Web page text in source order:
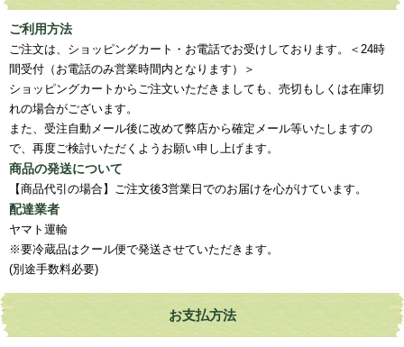
ご利用方法
ご注文は、ショッピングカート・お電話でお受けしております。＜24時
間受付（お電話のみ営業時間内となります）＞
ショッピングカートからご注文いただきましても、売切もしくは在庫切
れの場合がございます。
また、受注自動メール後に改めて弊店から確定メール等いたしますの
で、再度ご検討いただくようお願い申し上げます。
商品の発送について
【商品代引の場合】ご注文後3営業日でのお届けを心がけています。
配達業者
ヤマト運輸
※要冷蔵品はクール便で発送させていただきます。
(別途手数料必要)
お支払方法